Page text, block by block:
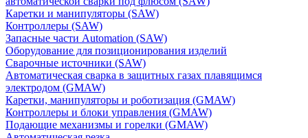
Каретки и манипуляторы (SAW)
Контроллеры (SAW)
Запасные части Automation (SAW)
Оборудование для позиционирования изделий
Сварочные источники (SAW)
Автоматическая сварка в защитных газах плавящимся
электродом (GMAW)
Каретки, манипуляторы и роботизация (GMAW)
Контроллеры и блоки управления (GMAW)
Подающие механизмы и горелки (GMAW)